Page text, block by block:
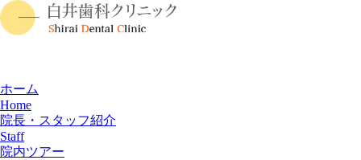
ホーム
Home
院長・スタッフ紹介
Staff
院内ツアー